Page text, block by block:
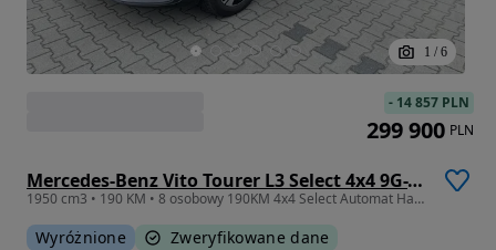
1 / 6
Mercedes-Benz Vito Tourer L3 Select 4x4 9G-Tronic 447.705
1950 cm3 • 190 KM • 8 osobowy 190KM 4x4 Select Automat Hak 2,5t Webasto jak nowy
Wyróżnione Zweryfikowane dane
- 14 857 PLN
299 900 PLN